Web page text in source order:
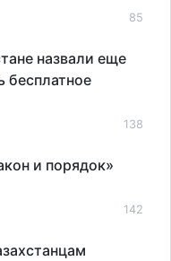
85
назвали еще
бесплатное
138
и порядок»
142